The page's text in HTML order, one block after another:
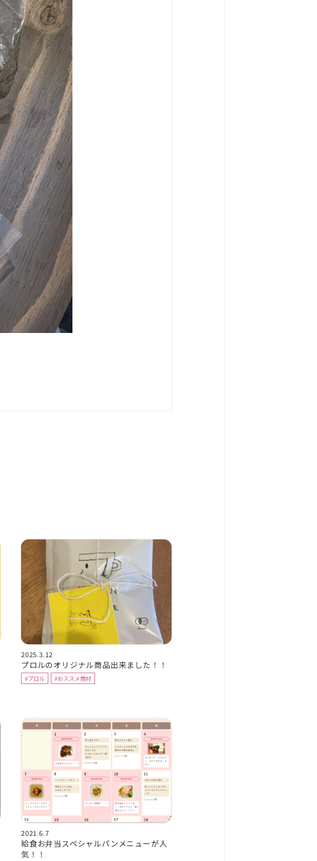
2025.3.12
プロルのオリジナル商品出来ました！！
#プロル #おススメ商材
2021.6.7
給食お弁当スペシャルパンメニューが人
気！！